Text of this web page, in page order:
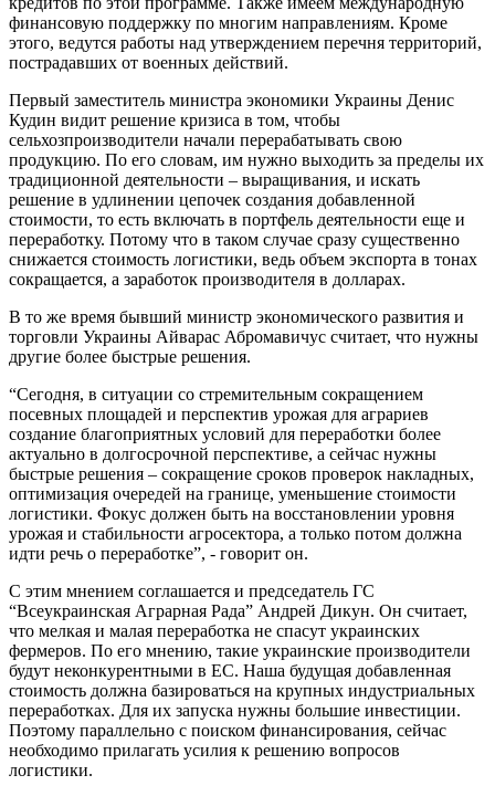
финансовую поддержку по многим направлениям. Кроме
этого, ведутся работы над утверждением перечня территорий,
пострадавших от военных действий.
Первый заместитель министра экономики Украины Денис
Кудин видит решение кризиса в том, чтобы
сельхозпроизводители начали перерабатывать свою
продукцию. По его словам, им нужно выходить за пределы их
традиционной деятельности – выращивания, и искать
решение в удлинении цепочек создания добавленной
стоимости, то есть включать в портфель деятельности еще и
переработку. Потому что в таком случае сразу существенно
снижается стоимость логистики, ведь объем экспорта в тонах
сокращается, а заработок производителя в долларах.
В то же время бывший министр экономического развития и
торговли Украины Айварас Абромавичус считает, что нужны
другие более быстрые решения.
“Сегодня, в ситуации со стремительным сокращением
посевных площадей и перспектив урожая для аграриев
создание благоприятных условий для переработки более
актуально в долгосрочной перспективе, а сейчас нужны
быстрые решения – сокращение сроков проверок накладных,
оптимизация очередей на границе, уменьшение стоимости
логистики. Фокус должен быть на восстановлении уровня
урожая и стабильности агросектора, а только потом должна
идти речь о переработке”, - говорит он.
С этим мнением соглашается и председатель ГС
“Всеукраинская Аграрная Рада” Андрей Дикун. Он считает,
что мелкая и малая переработка не спасут украинских
фермеров. По его мнению, такие украинские производители
будут неконкурентными в ЕС. Наша будущая добавленная
стоимость должна базироваться на крупных индустриальных
переработках. Для их запуска нужны большие инвестиции.
Поэтому параллельно с поиском финансирования, сейчас
необходимо прилагать усилия к решению вопросов
логистики.